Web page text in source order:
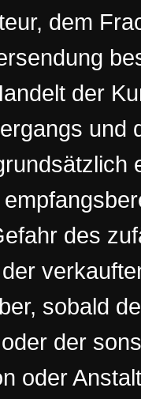
dem
der
und
des
sobald
der
oder